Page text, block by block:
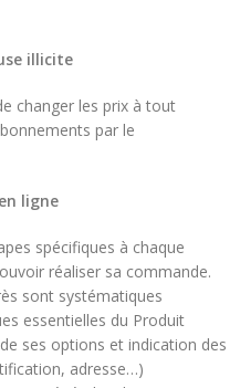
illicite
changer les prix à tout
par le
ligne
spécifiques à chaque
réaliser sa commande.
sont systématiques
essentielles du Produit
ses options et indication des
adresse…)